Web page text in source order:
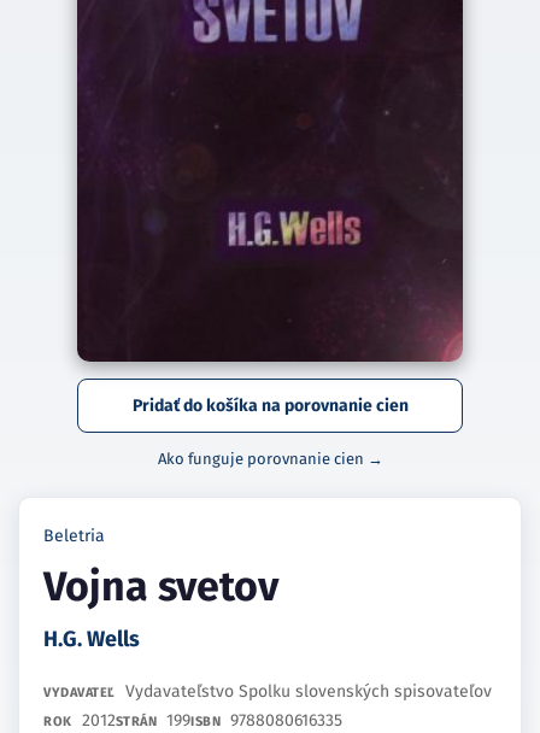
Pridať do košíka na porovnanie cien
Ako funguje porovnanie cien →
Beletria
Vojna svetov
H.G. Wells
VYDAVATEĽ Vydavateľstvo Spolku slovenských spisovateľov
ROK 2012STRÁN 199ISBN 9788080616335